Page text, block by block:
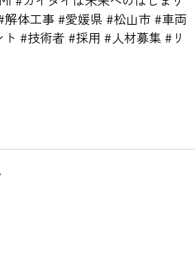
解体工事 #愛媛県 #松山市 #車両
#技術者 #採用 #人材募集 #リ